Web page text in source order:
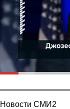
Новости СМИ2